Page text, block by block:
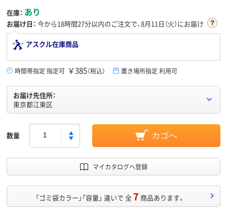
在庫： あり
お届け日： 今から18時間27分以内のご注文で、8月11日（火）にお届け
アスクル在庫商品
時間帯指定 指定可 ￥385（税込） 置き場所指定 利用可
お届け先住所：
東京都江東区
数量 カゴへ
マイカタログへ登録
「ゴミ袋カラー」「容量」 違いで 全7 商品あります。